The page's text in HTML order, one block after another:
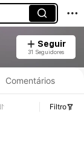
Seguir
31 Seguidores
Comentários
Filtro